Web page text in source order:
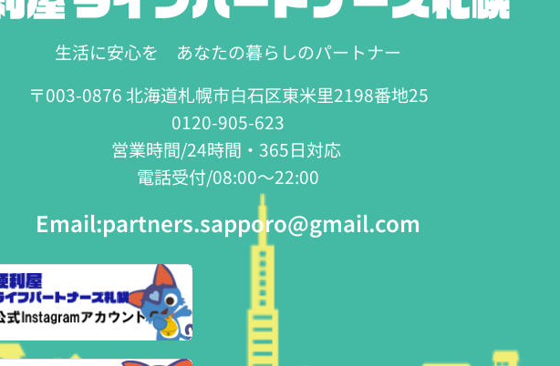
生活に安心を あなたの暮らしのパートナー
〒003-0876 北海道札幌市白石区東米里2198番地25
0120-905-623
営業時間/24時間・365日対応
電話受付/08:00～22:00
Email:partners.sapporo@gmail.com